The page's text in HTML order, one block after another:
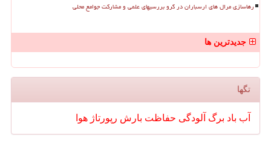
رهاسازی مرال های ارسباران در گرو بررسیهای علمی و مشارکت جوامع محلی
جدیدترین ها
تگها
آب باد برگ آلودگی حفاظت بارش رپورتاژ هوا